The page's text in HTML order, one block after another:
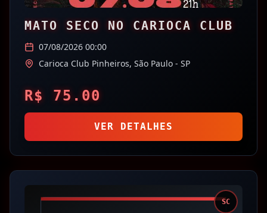
MATO SECO NO CARIOCA CLUB
07/08/2026 00:00
Carioca Club Pinheiros, São Paulo - SP
R$ 75.00
VER DETALHES
SC